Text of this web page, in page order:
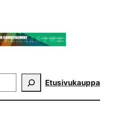
Etusivukauppa